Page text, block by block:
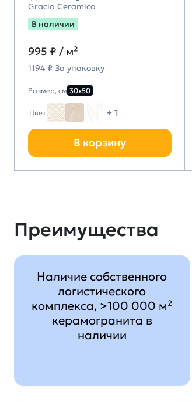
Gracia Ceramica
В наличии
995 ₽ / м²
1194 ₽ За упаковку
Размер, см 30х50
Цвет + 1
В корзину
Преимущества
Наличие собственного
логистического
комплекса, >100 000 м²
керамогранита в
наличии